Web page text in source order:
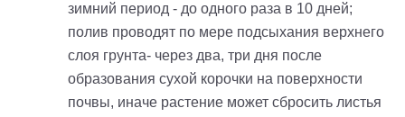
зимний период - до одного раза в 10 дней;
полив проводят по мере подсыхания верхнего
слоя грунта- через два, три дня после
образования сухой корочки на поверхности
почвы, иначе растение может сбросить листья